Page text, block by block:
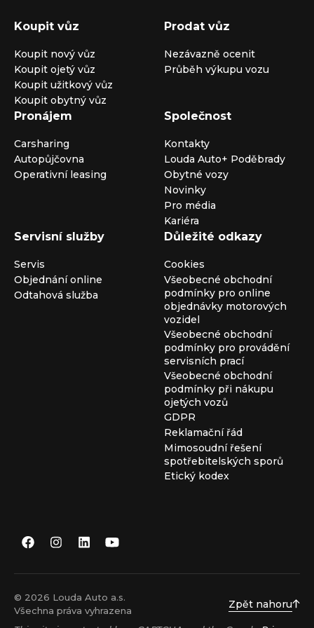
Koupit vůz
Koupit nový vůz
Koupit ojetý vůz
Koupit užitkový vůz
Koupit obytný vůz
Prodat vůz
Nezávazně ocenit
Průběh výkupu vozu
Pronájem
Carsharing
Autopůjčovna
Operativní leasing
Společnost
Kontakty
Louda Auto+ Poděbrady
Obytné vozy
Novinky
Pro média
Kariéra
Servisní služby
Servis
Objednání online
Odtahová služba
Důležité odkazy
Cookies
Všeobecné obchodní
podmínky pro online
objednávky motorových
vozidel
Všeobecné obchodní
podmínky pro provádění
servisních prací
Všeobecné obchodní
podmínky při nákupu
ojetých vozů
GDPR
Reklamační řád
Mimosoudní řešení
spotřebitelských sporů
Etický kodex
© 2026 Louda Auto a.s.
Všechna práva vyhrazena
Zpět nahoru